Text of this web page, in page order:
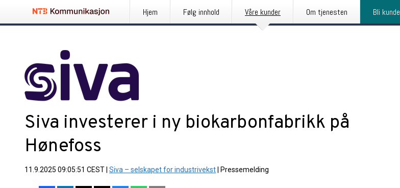
Hjem Følg innhold Våre kunder Om tjenesten Bli kunde
Siva investerer i ny biokarbonfabrikk på
Hønefoss
11.9.2025 09:05:51 CEST Siva – selskapet for industrivekst Pressemelding